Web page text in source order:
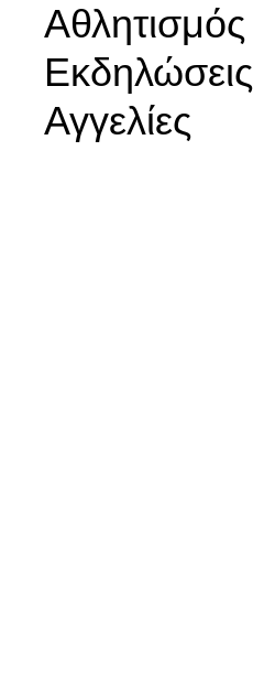
Αθλητισμός
Εκδηλώσεις
Αγγελίες